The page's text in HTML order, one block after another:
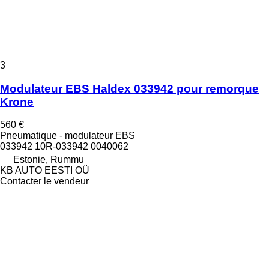
3
Modulateur EBS Haldex 033942 pour remorque
Krone
560 €
Pneumatique - modulateur EBS
033942 10R-033942 0040062
Estonie, Rummu
KB AUTO EESTI OÜ
Contacter le vendeur